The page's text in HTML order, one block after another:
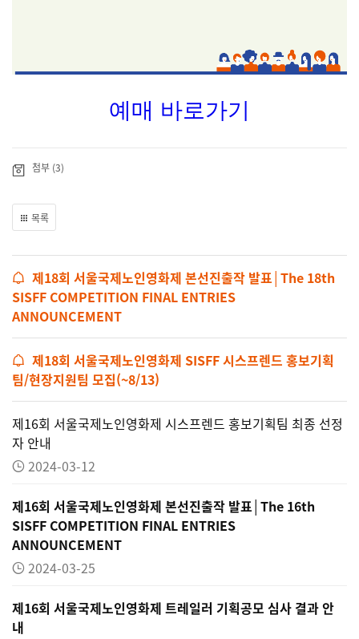
예매 바로가기
첨부 (3)
목록
제18회 서울국제노인영화제 본선진출작 발표│The 18th
SISFF COMPETITION FINAL ENTRIES
ANNOUNCEMENT
제18회 서울국제노인영화제 SISFF 시스프렌드 홍보기획
팀/현장지원팀 모집(~8/13)
제16회 서울국제노인영화제 시스프렌드 홍보기획팀 최종 선정
자 안내
2024-03-12
제16회 서울국제노인영화제 본선진출작 발표│The 16th
SISFF COMPETITION FINAL ENTRIES
ANNOUNCEMENT
2024-03-25
제16회 서울국제노인영화제 트레일러 기획공모 심사 결과 안
내